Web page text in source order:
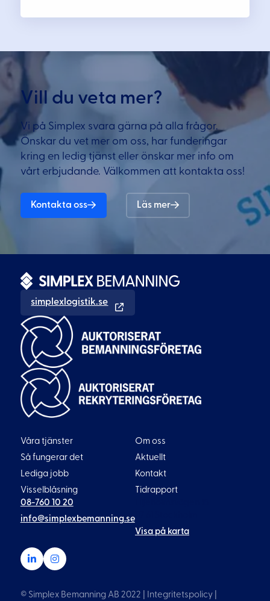
Vill du veta mer?
Vi på Simplex svara gärna på alla frågor.
Önskar du vet mer om oss, har funderingar
kring en ledig tjänst eller önskar mer info om
vårt erbjudande. Välkommen att kontakta oss!
Kontakta oss Läs mer
simplexlogistik.se
08-760 10 20
info@simplexbemanning.se
Visa på karta
Våra tjänster
Så fungerar det
Lediga jobb
Visselblåsning
Om oss
Aktuellt
Kontakt
Tidrapport
© Simplex Bemanning AB 2022 | Integritetspolicy|